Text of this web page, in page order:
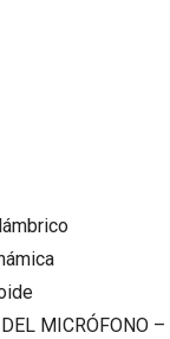
MICRÓFONO –